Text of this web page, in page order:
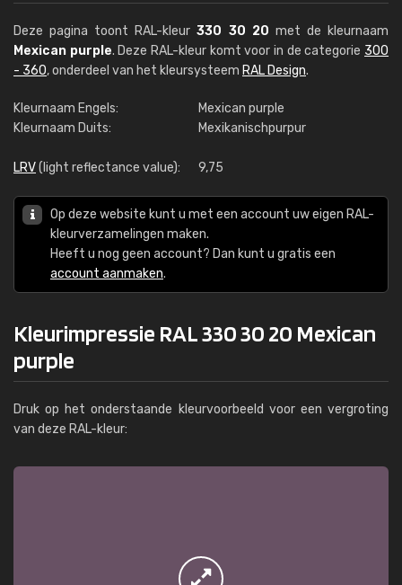
Deze pagina toont RAL-kleur330 30 20 met de kleurnaam
Mexican purple. Deze RAL-kleur komt voor in de categorie 300
- 360, onderdeel van het kleursysteem RAL Design.
Kleurnaam Engels:
Mexican purple
Kleurnaam Duits:
Mexikanischpurpur
LRV(light reflectance value): 9,75
Op deze website kunt u met een account uw eigen RAL-
kleurverzamelingen maken.
Heeft u nog geen account? Dan kunt u gratis een
account aanmaken.
Kleurimpressie RAL 330 30 20 Mexican
purple
Druk op het onderstaande kleurvoorbeeld voor een vergroting
van deze RAL-kleur: